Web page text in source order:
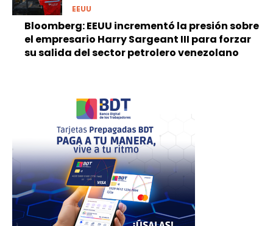
EEUU
Bloomberg: EEUU incrementó la presión sobre
el empresario Harry Sargeant III para forzar
su salida del sector petrolero venezolano